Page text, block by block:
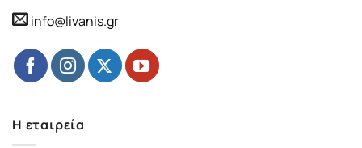
info@livanis.gr
Η εταιρεία